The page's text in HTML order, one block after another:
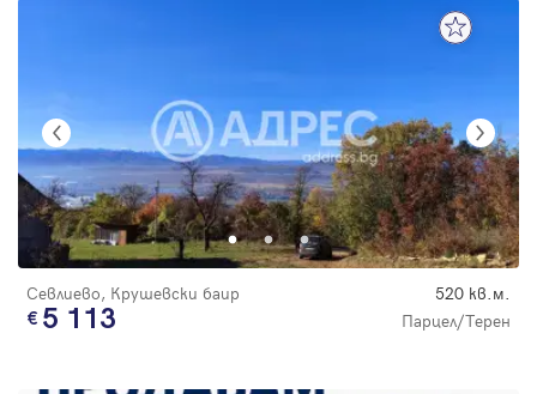
Севлиево, Крушевски баир 520 кв.м.
5 113 Парцел/Терен